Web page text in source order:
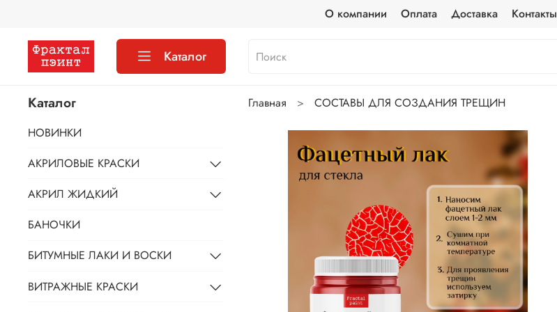
О компании Оплата Доставка Контакты
Каталог
Главная СОСТАВЫ ДЛЯ СОЗДАНИЯ ТРЕЩИН
Каталог
НОВИНКИ
АКРИЛОВЫЕ КРАСКИ
АКРИЛ ЖИДКИЙ
БАНОЧКИ
БИТУМНЫЕ ЛАКИ И ВОСКИ
ВИТРАЖНЫЕ КРАСКИ